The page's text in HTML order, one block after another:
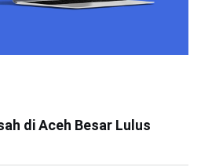
di Aceh Besar Lulus